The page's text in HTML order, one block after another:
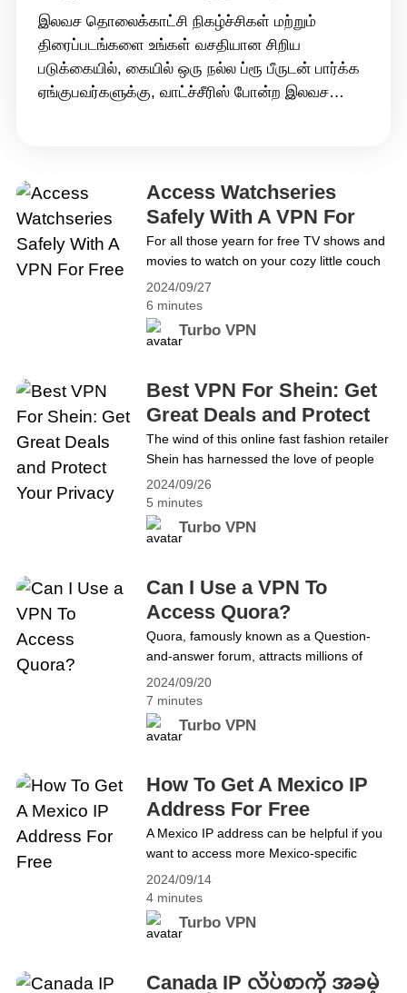
இலவச தொலைக்காட்சி நிகழ்ச்சிகள் மற்றும்
திரைப்படங்களை உங்கள் வசதியான சிறிய
படுக்கையில், கையில் ஒரு நல்ல ப்ரூ பீருடன் பார்க்க
ஏங்குபவர்களுக்கு, வாட்ச்சீரிஸ் போன்ற இலவச
இது நிச்சயமாக நல்ல இடமாக இருக்காது. எனவே,
சில சிறந்த வாட்ச்சீரிஸ் மாற்றீடுகள் மற்றும்
வாட்ச்சீரிஸை பாதுகாப்பாக அணுக VPNஐ எவ்வாறு
பயன்படுத்துவது என்பதை நான் உங்களுக்கு
அறிமுகப்படுத்துகிறேன். வாட்ச்சீரிஸ்&hellip;
Continue reading இலவச VPN மூலம்
கண்காணிப்புத் தொடரை பாதுகாப்பாக அணுகவும்
2024/09/27
6 minutes
Turbo VPN
Access Watchseries
Safely With A VPN For
Free
For all those yearn for free TV shows and
movies to watch on your cozy little couch
with a nice brew beer in hand, free online
platforms like Watchseries are our go-to
choice. However, sites like Watchseries
often disappear and it&#8217;s definitely
Therefore, I&#8217;ll introduce you to
some&hellip; Continue reading Access
Watchseries Safely With A VPN For Free
2024/09/26
5 minutes
Turbo VPN
Best VPN For Shein: Get
Great Deals and Protect
Your Privacy
The wind of this online fast fashion retailer
Shein has harnessed the love of people
around the world with its trendy and
affordable clothing. By now, Shein has
been operating in over 220 countries,
catering to a diverse global base. Thus,
while shopping on Shein, protect
yourself&hellip; Continue reading Best
VPN For Shein: Get Great Deals and
Protect Your Privacy
2024/09/20
7 minutes
Turbo VPN
Can I Use a VPN To
Access Quora?
Quora, famously known as a Question-
and-answer forum, attracts millions of
people who are looking for an answer. But
did you know that, when VPNs run into
Quora, they can somehow ignite new
sparkles? Find out how you can use a
Quora in the following. What is Quora?
Quora is&hellip; Continue reading Can I
Use a VPN To Access Quora?
2024/09/14
4 minutes
Turbo VPN
How To Get A Mexico IP
Address For Free
A Mexico IP address can be helpful if you
want to access more Mexico-specific
content or enhance your online security
level. Owning a free Mexico IP address
not only helps you access Mexico content
when you&#8217;re abroad but can also
location. Let&#8217;s find out how you
Canada IP လိပ်စာကို အခမဲ့